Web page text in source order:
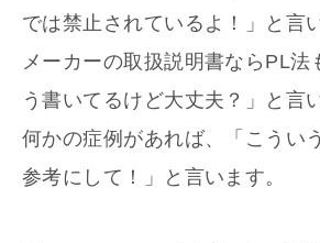
では禁止されているよ！」と言
メーカーの取扱説明書ならPL法
う書いてるけど大丈夫？」と言
何かの症例があれば、「こうい
参考にして！」と言います。